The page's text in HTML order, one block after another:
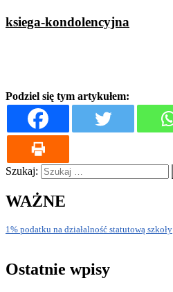
ksiega-kondolencyjna
Podziel się tym artykułem:
Szukaj:
WAŻNE
1% podatku na działalność statutową szkoły
Ostatnie wpisy